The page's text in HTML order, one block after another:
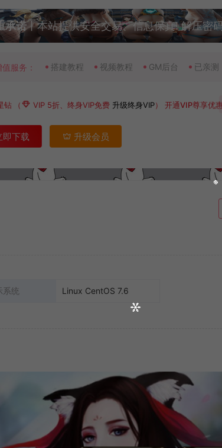
承诺丨本站提供安全交易、信息保真! 解压密
值服务： 搭建教程 视频教程 GM后台 已亲测
钻 （ VIP 5折、终身VIP免费 升级终身VIP）开通VIP尊享优
下载 升级会员
系统 Linux CentOS 7.6